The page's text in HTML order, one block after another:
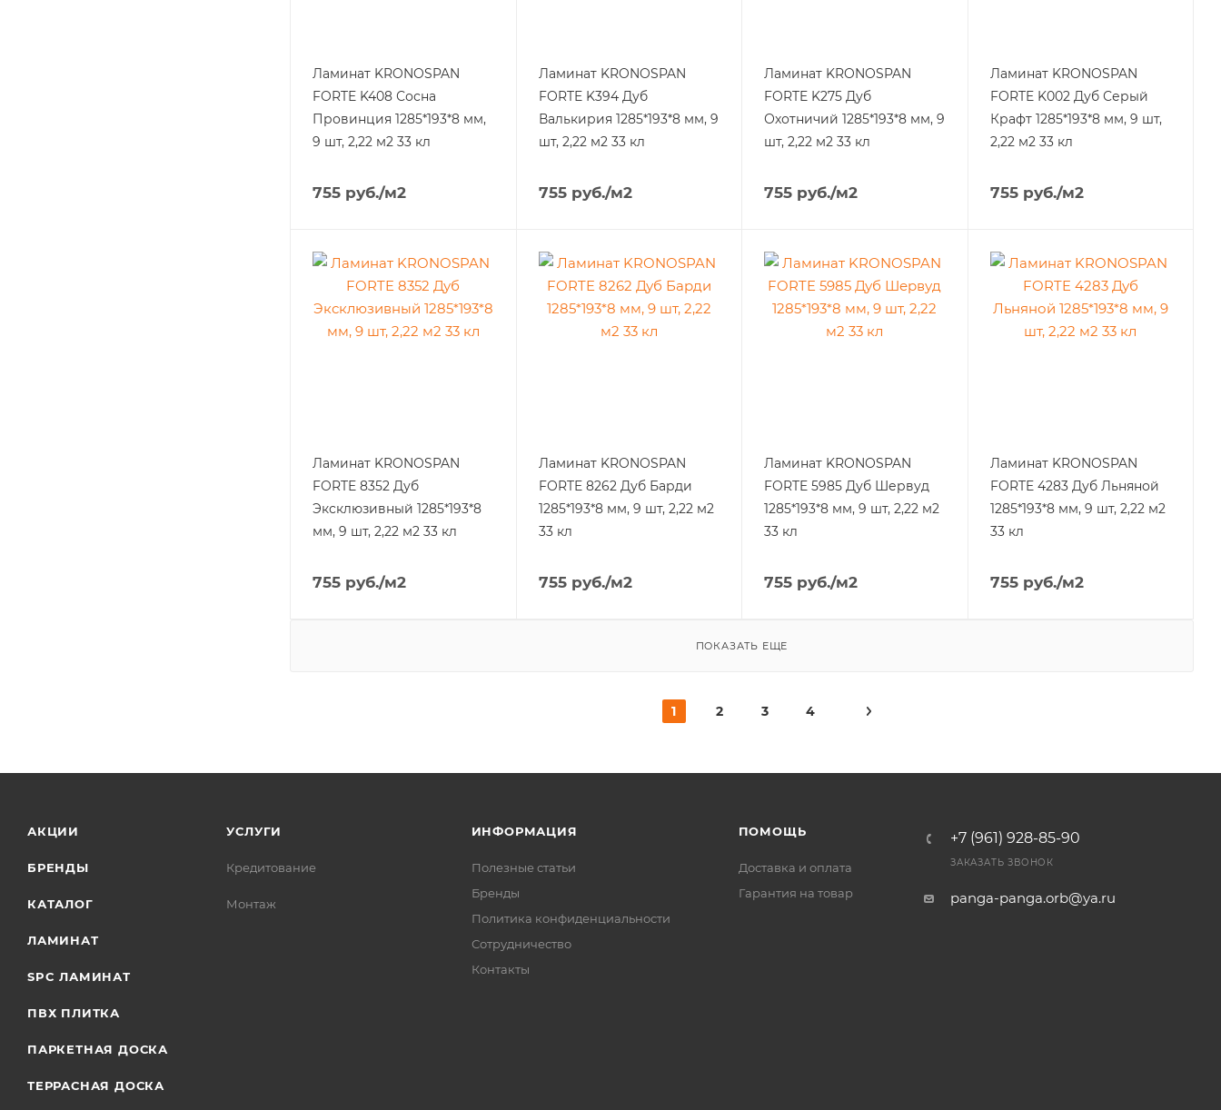
Ламинат KRONOSPAN
FORTE K408 Сосна
Провинция 1285*193*8 мм,
9 шт, 2,22 м2 33 кл
755 руб./м2
Ламинат KRONOSPAN
FORTE K394 Дуб
Валькирия 1285*193*8 мм, 9
шт, 2,22 м2 33 кл
755руб./м2
Ламинат KRONOSPAN
FORTE K275 Дуб
Охотничий 1285*193*8 мм, 9
шт, 2,22 м2 33 кл
755 руб./м2
Ламинат KRONOSPAN
FORTE K002 Дуб Серый
Крафт 1285*193*8 мм, 9 шт,
2,22 м2 33 кл
755руб./м2
Ламинат KRONOSPAN
FORTE 8352 Дуб
Эксклюзивный 1285*193*8
мм, 9 шт, 2,22 м2 33 кл
755 руб./м2
Ламинат KRONOSPAN
FORTE 8262 Дуб Барди
1285*193*8 мм, 9 шт, 2,22 м2
33 кл
755руб./м2
Ламинат KRONOSPAN
FORTE 5985 Дуб Шервуд
1285*193*8 мм, 9 шт, 2,22 м2
33 кл
755 руб./м2
Ламинат KRONOSPAN
FORTE 4283 Дуб Льняной
1285*193*8 мм, 9 шт, 2,22 м2
33 кл
755руб./м2
ПОКАЗАТЬ ЕЩЕ
1 2 3 4
АКЦИИ
БРЕНДЫ
КАТАЛОГ
ЛАМИНАТ
SPC ЛАМИНАТ
ПВХ ПЛИТКА
ПАРКЕТНАЯ ДОСКА
ТЕРРАСНАЯ ДОСКА
УСЛУГИ
Кредитование
Монтаж
ИНФОРМАЦИЯ
Полезные статьи
Бренды
Политика конфиденциальности
Сотрудничество
Контакты
ПОМОЩЬ
Доставка и оплата
Гарантия на товар
+7 (961) 928-85-90
ЗАКАЗАТЬ ЗВОНОК
panga-panga.orb@ya.ru